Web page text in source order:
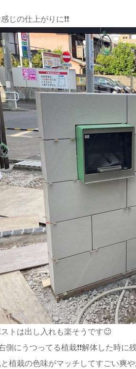
じの仕上がりに❗❗
トは出し入れも楽そうです😉
右側にうつってる植栽❗❗解体した時
植栽の色味がマッチしてすごい爽や